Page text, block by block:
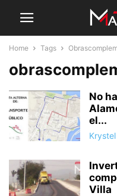
Home Tags
No
el...
Villa